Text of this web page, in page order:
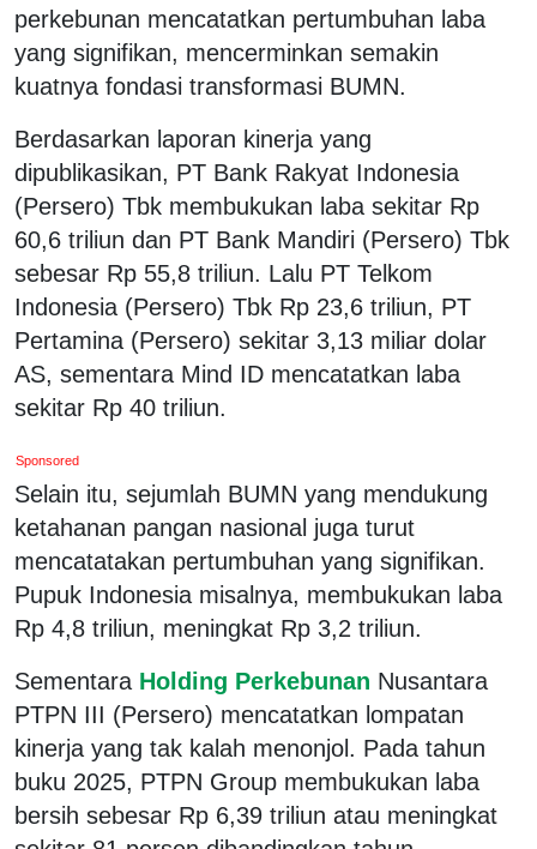
perkebunan mencatatkan pertumbuhan laba
yang signifikan, mencerminkan semakin
kuatnya fondasi transformasi BUMN.
Berdasarkan laporan kinerja yang
dipublikasikan, PT Bank Rakyat Indonesia
(Persero) Tbk membukukan laba sekitar Rp
60,6 triliun dan PT Bank Mandiri (Persero) Tbk
sebesar Rp 55,8 triliun. Lalu PT Telkom
Indonesia (Persero) Tbk Rp 23,6 triliun, PT
Pertamina (Persero) sekitar 3,13 miliar dolar
AS, sementara Mind ID mencatatkan laba
sekitar Rp 40 triliun.
Sponsored
Selain itu, sejumlah BUMN yang mendukung
ketahanan pangan nasional juga turut
mencatatakan pertumbuhan yang signifikan.
Pupuk Indonesia misalnya, membukukan laba
Rp 4,8 triliun, meningkat Rp 3,2 triliun.
Sementara Holding Perkebunan Nusantara
PTPN III (Persero) mencatatkan lompatan
kinerja yang tak kalah menonjol. Pada tahun
buku 2025, PTPN Group membukukan laba
bersih sebesar Rp 6,39 triliun atau meningkat